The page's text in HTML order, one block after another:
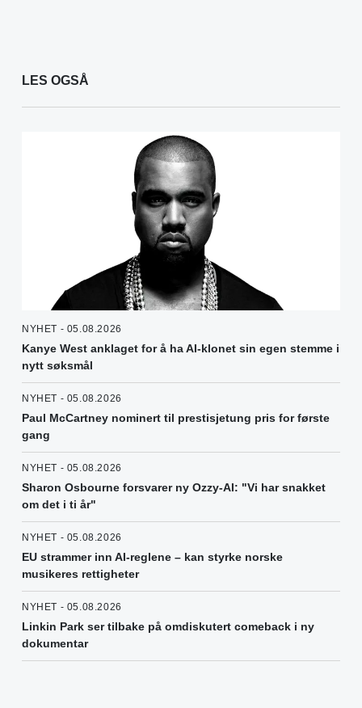
LES OGSÅ
NYHET - 05.08.2026
Kanye West anklaget for å ha AI-klonet sin egen stemme i
nytt søksmål
NYHET - 05.08.2026
Paul McCartney nominert til prestisjetung pris for første
gang
NYHET - 05.08.2026
Sharon Osbourne forsvarer ny Ozzy-AI: "Vi har snakket
om det i ti år"
NYHET - 05.08.2026
EU strammer inn AI-reglene – kan styrke norske
musikeres rettigheter
NYHET - 05.08.2026
Linkin Park ser tilbake på omdiskutert comeback i ny
dokumentar